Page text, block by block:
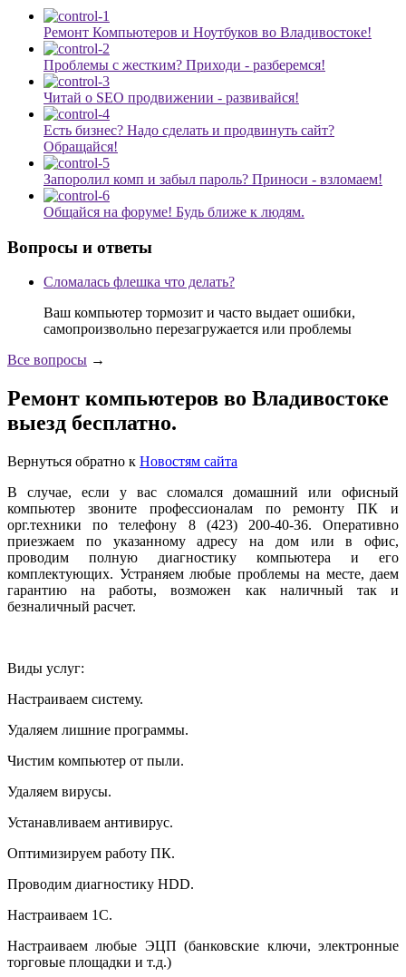
Ремонт Компьютеров и Ноутбуков во Владивостоке!
Проблемы с жестким? Приходи - разберемся!
Читай о SEO продвижении - развивайся!
Есть бизнес? Надо сделать и продвинуть сайт?
Обращайся!
Запоролил комп и забыл пароль? Приноси - взломаем!
Общайся на форуме! Будь ближе к людям.
Вопросы и ответы
Сломалась флешка что делать?
Ваш компьютер тормозит и часто выдает ошибки,
самопроизвольно перезагружается или проблемы
Все вопросы →
Ремонт компьютеров во Владивостоке
выезд бесплатно.
Вернуться обратно к Новостям сайта
В случае, если у вас сломался домашний или офисный
компьютер звоните профессионалам по ремонту ПК и
орг.техники по телефону 8 (423) 200-40-36. Оперативно
приезжаем по указанному адресу на дом или в офис,
проводим полную диагностику компьютера и его
комплектующих. Устраняем любые проблемы на месте, даем
гарантию на работы, возможен как наличный так и
безналичный расчет.
Виды услуг:
Настраиваем систему.
Удаляем лишние программы.
Чистим компьютер от пыли.
Удаляем вирусы.
Устанавливаем антивирус.
Оптимизируем работу ПК.
Проводим диагностику HDD.
Настраиваем 1С.
Настраиваем любые ЭЦП (банковские ключи, электронные
торговые площадки и т.д.)